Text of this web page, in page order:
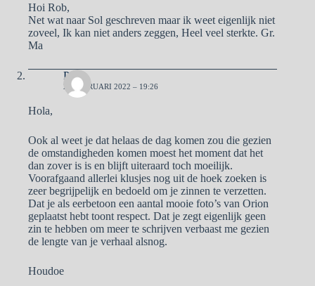
Hoi Rob,
Net wat naar Sol geschreven maar ik weet eigenlijk niet
zoveel, Ik kan niet anders zeggen, Heel veel sterkte. Gr.
Ma
Pa
21 FEBRUARI 2022 – 19:26
Hola,
Ook al weet je dat helaas de dag komen zou die gezien
de omstandigheden komen moest het moment dat het
dan zover is is en blijft uiteraard toch moeilijk.
Voorafgaand allerlei klusjes nog uit de hoek zoeken is
zeer begrijpelijk en bedoeld om je zinnen te verzetten.
Dat je als eerbetoon een aantal mooie foto’s van Orion
geplaatst hebt toont respect. Dat je zegt eigenlijk geen
zin te hebben om meer te schrijven verbaast me gezien
de lengte van je verhaal alsnog.
Houdoe